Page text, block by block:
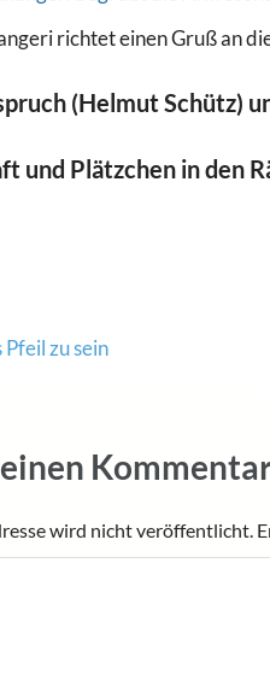
richtet einen Gruß an
(Helmut Schütz)
und Plätzchen in den
zu sein
wird nicht veröffentlicht.